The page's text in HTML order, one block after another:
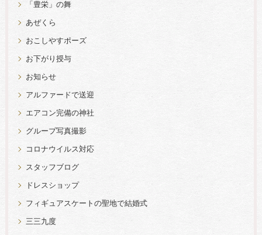
「豊栄」の舞
あぜくら
おこしやすポーズ
お下がり授与
お知らせ
アルファードで送迎
エアコン完備の神社
グループ写真撮影
コロナウイルス対応
スタッフブログ
ドレスショップ
フィギュアスケートの聖地で結婚式
三三九度